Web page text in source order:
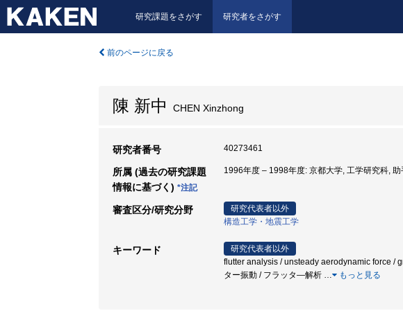
研究課題をさがす 研究者をさがす
前のページに戻る
陳 新中 CHEN Xinzhong
研究者番号 40273461
所属 (過去の研究課題
情報に基づく) *注記
1996年度 – 1998年度: 京都大学, 工学研究科, 助
審査区分/研究分野
研究代表者以外
構造工学・地震工学
キーワード
研究代表者以外
flutter analysis / unsteady aerodynamic force /
ター振動 / フラッタ―解析 … もっと見る